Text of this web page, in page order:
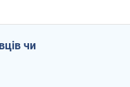
чи